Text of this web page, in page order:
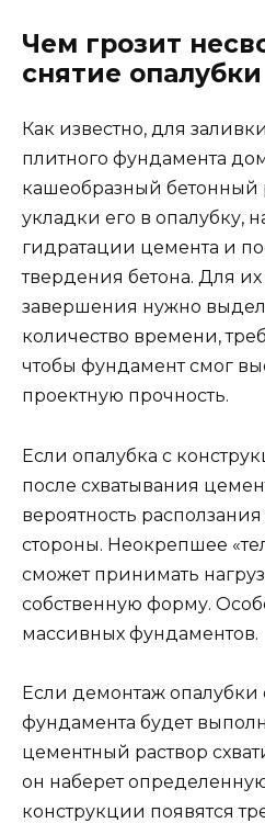
Чем грозит
снятие опалубки
Как известно, для
плитного фундамента
кашеобразный бетонный
укладки его в опалубку,
гидратации цемента и
твердения бетона. Для
завершения нужно
количество времени,
чтобы фундамент смог
проектную прочность.
Если опалубка с
после схватывания
вероятность
стороны. Неокрепшее
сможет принимать
собственную форму.
массивных фундаментов.
Если демонтаж опалубки
фундамента будет
цементный раствор
он наберет
конструкции появятся